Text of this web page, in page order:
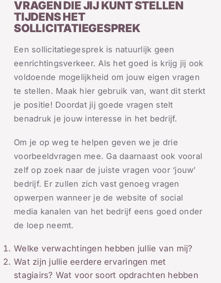
VRAGEN DIE JIJ KUNT STELLEN
TIJDENS HET
SOLLICITATIEGESPREK
Een sollicitatiegesprek is natuurlijk geen
eenrichtingsverkeer. Als het goed is krijg jij ook
voldoende mogelijkheid om jouw eigen vragen
te stellen. Maak hier gebruik van, want dit sterkt
je positie! Doordat jij goede vragen stelt
benadruk je jouw interesse in het bedrijf.
Om je op weg te helpen geven we je drie
voorbeeldvragen mee. Ga daarnaast ook vooral
zelf op zoek naar de juiste vragen voor ‘jouw’
bedrijf. Er zullen zich vast genoeg vragen
opwerpen wanneer je de website of social
media kanalen van het bedrijf eens goed onder
de loep neemt.
Welke verwachtingen hebben jullie van mij?
Wat zijn jullie eerdere ervaringen met
stagiairs? Wat voor soort opdrachten hebben